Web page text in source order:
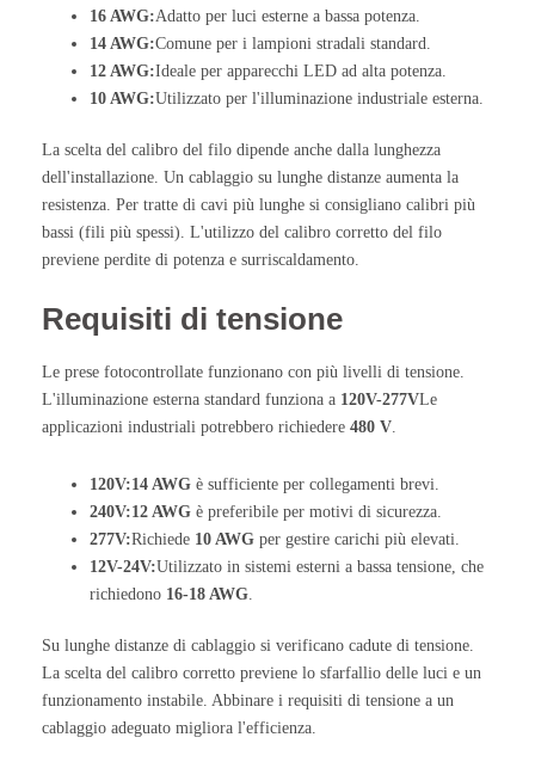
16 AWG:Adatto per luci esterne a bassa potenza.
14 AWG:Comune per i lampioni stradali standard.
12 AWG:Ideale per apparecchi LED ad alta potenza.
10 AWG:Utilizzato per l'illuminazione industriale esterna.
La scelta del calibro del filo dipende anche dalla lunghezza
dell'installazione. Un cablaggio su lunghe distanze aumenta la
resistenza. Per tratte di cavi più lunghe si consigliano calibri più
bassi (fili più spessi). L'utilizzo del calibro corretto del filo
previene perdite di potenza e surriscaldamento.
Requisiti di tensione
Le prese fotocontrollate funzionano con più livelli di tensione.
L'illuminazione esterna standard funziona a 120V-277VLe
applicazioni industriali potrebbero richiedere 480 V.
120V:14 AWG è sufficiente per collegamenti brevi.
240V:12 AWG è preferibile per motivi di sicurezza.
277V:Richiede 10 AWG per gestire carichi più elevati.
12V-24V:Utilizzato in sistemi esterni a bassa tensione, che
richiedono 16-18 AWG.
Su lunghe distanze di cablaggio si verificano cadute di tensione.
La scelta del calibro corretto previene lo sfarfallio delle luci e un
funzionamento instabile. Abbinare i requisiti di tensione a un
cablaggio adeguato migliora l'efficienza.